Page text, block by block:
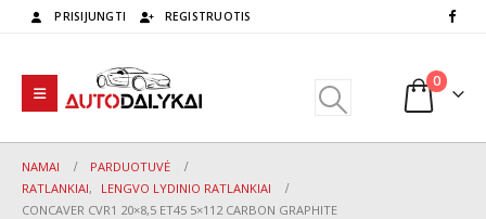
PRISIJUNGTI REGISTRUOTIS
0
NAMAI
PARDUOTUVĖ
RATLANKIAI,
LENGVO LYDINIO RATLANKIAI
CONCAVER CVR1 20×8,5 ET45 5×112 CARBON GRAPHITE